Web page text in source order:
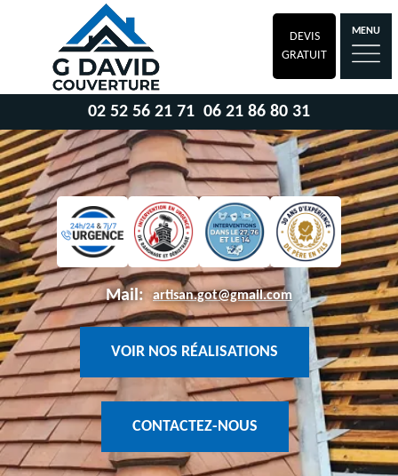
DEVIS
GRATUIT
MENU
02 52 56 21 71 06 21 86 80 31
Mail: artisan.got@gmail.com
VOIR NOS RÉALISATIONS
CONTACTEZ-NOUS